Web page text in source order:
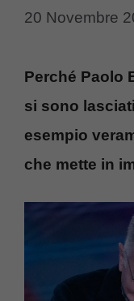
20 Novembre
Perché Paolo
si sono
esempio
che mette in